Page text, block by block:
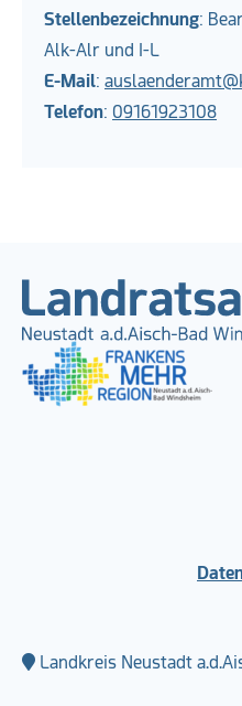
Stellenbezeichnung:
Alk-Alr und I-L
E-Mail:
Telefon: 09161923108
Landkreis Neustadt